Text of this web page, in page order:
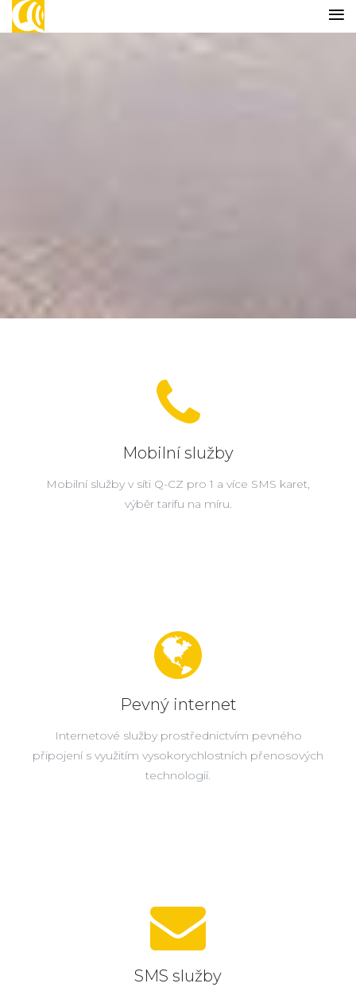
Mobilní služby
Mobilní služby v síti Q-CZ pro 1 a více SMS karet,
výběr tarifu na míru.
Pevný internet
Internetové služby prostřednictvím pevného
připojení s využitím vysokorychlostních přenosových
technologií.
SMS služby